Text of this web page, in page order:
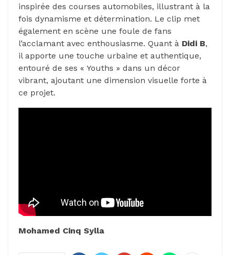
inspirée des courses automobiles, illustrant à la
fois dynamisme et détermination. Le clip met
également en scène une foule de fans
l’acclamant avec enthousiasme. Quant à Didi B,
il apporte une touche urbaine et authentique,
entouré de ses « Youths » dans un décor
vibrant, ajoutant une dimension visuelle forte à
ce projet.
Mohamed Cinq Sylla